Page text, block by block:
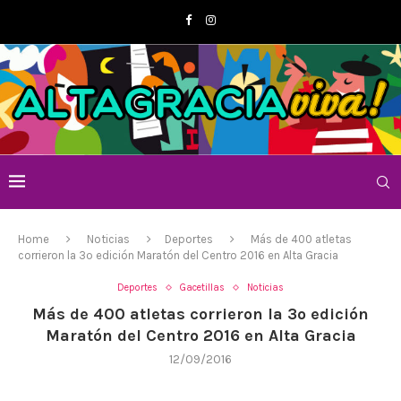
Home Noticias Deportes
Más de 400 atletas
corrieron la 3º edición Maratón del Centro 2016 en Alta Gracia
Deportes Gacetillas Noticias
Más de 400 atletas corrieron la 3º edición
Maratón del Centro 2016 en Alta Gracia
12/09/2016